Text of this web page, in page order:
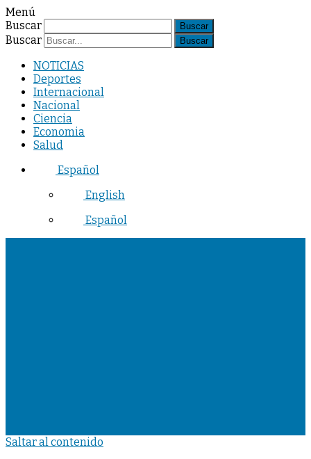
Menú
Buscar
Buscar
NOTICIAS
Deportes
Internacional
Nacional
Ciencia
Economia
Salud
Español
English
Español
Saltar al contenido